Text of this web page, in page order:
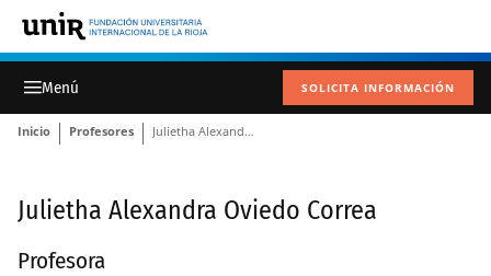
SOLICITA INFORMACIÓN
Inicio Profesores Julietha Alexandra Oviedo Correa
Julietha Alexandra Oviedo Correa
Profesora